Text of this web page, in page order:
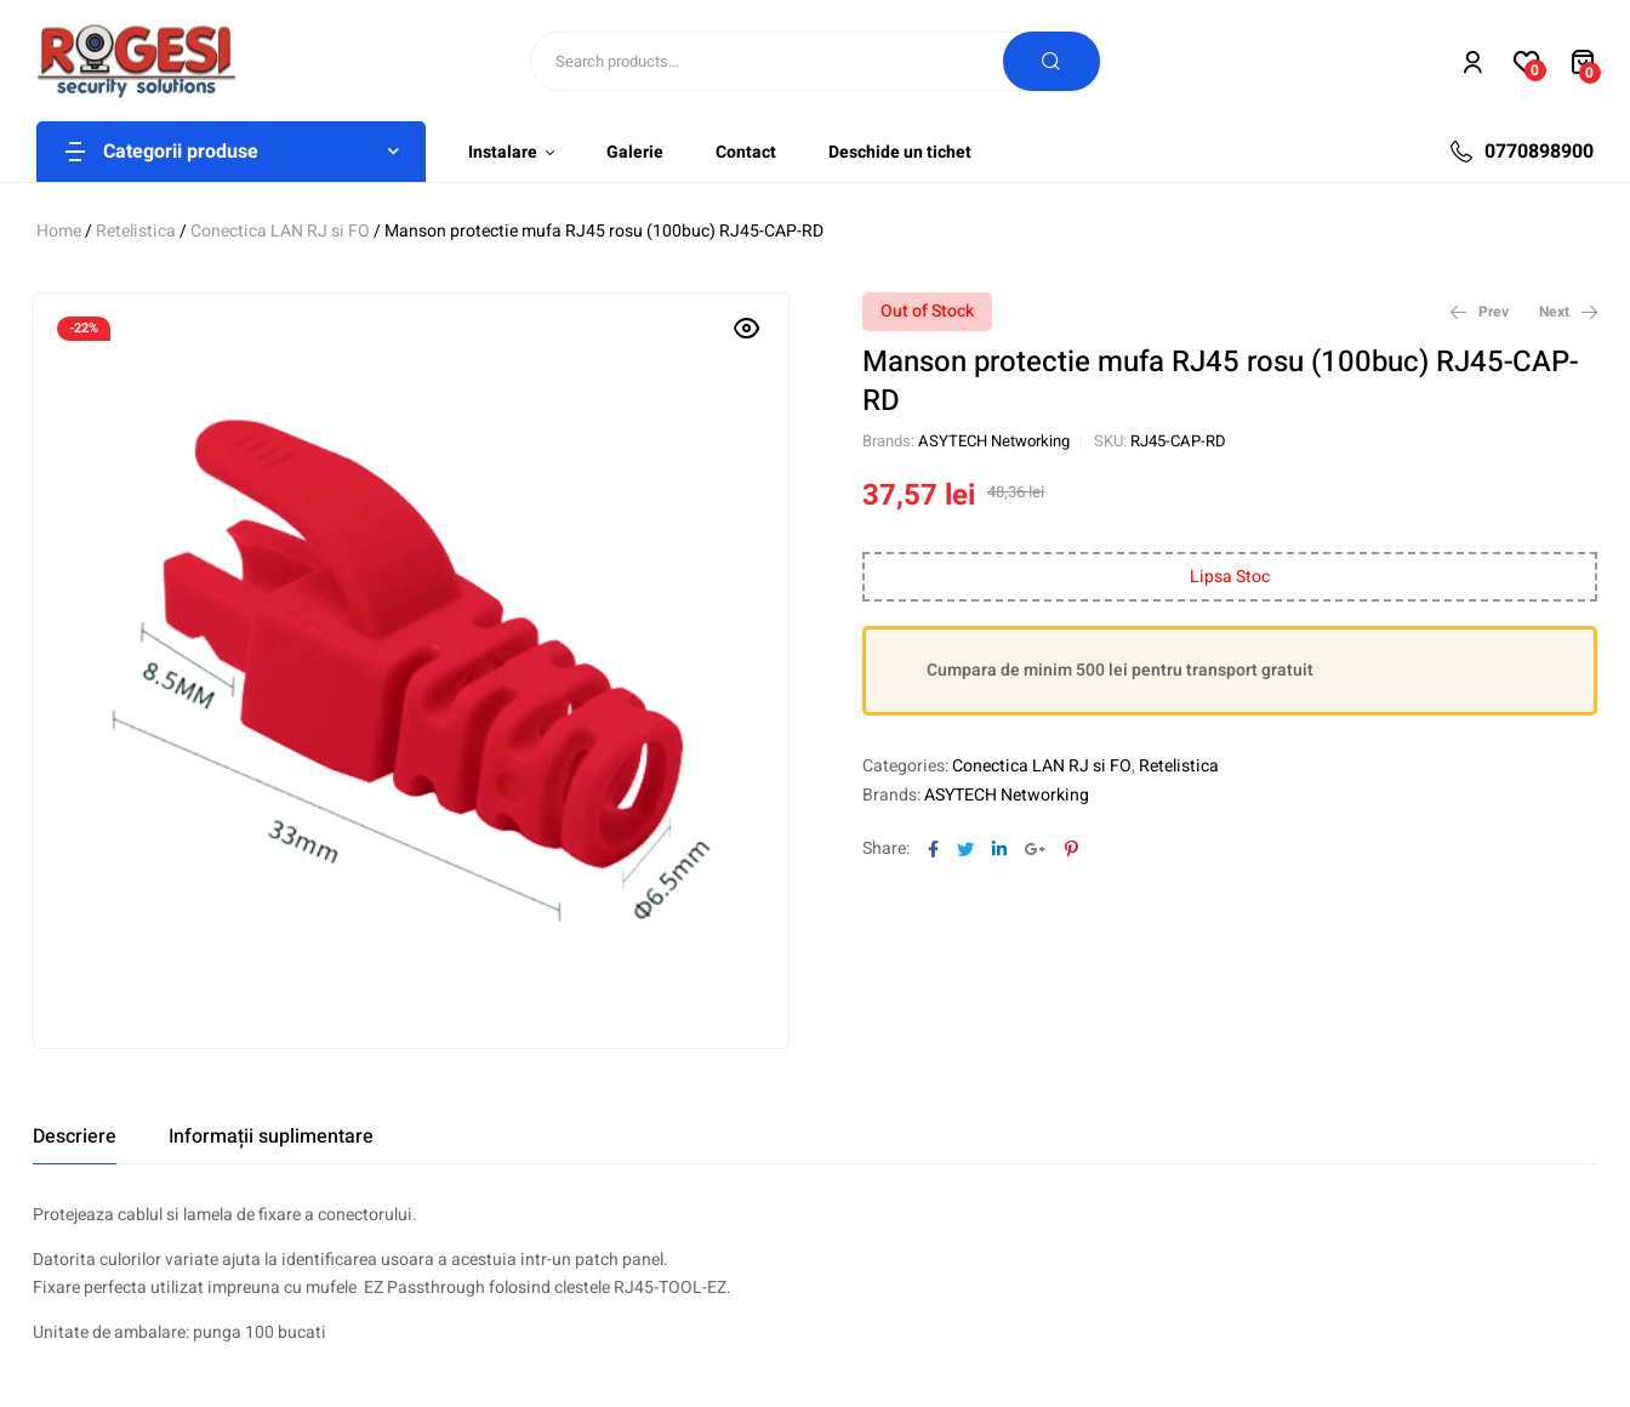
0 0
Categorii produse Instalare Galerie Contact Deschide un tichet 0770898900
Home/Retelistica/Conectica LAN RJ si FO/ Manson protectie mufa RJ45 rosu (100buc) RJ45-CAP-RD
-22%
Out of Stock Prev Next
Manson protectie mufa RJ45 rosu (100buc) RJ45-CAP-
RD
Brands: ASYTECH Networking SKU: RJ45-CAP-RD
48,36lei
37,57 lei
Lipsa Stoc
Cumpara de minim 500 lei pentru transport gratuit
Categories:Conectica LAN RJ si FO, Retelistica
Brands:ASYTECH Networking
Share: Facebook
TwitterLinkedinGoogle+Pinterest
Descriere Informații suplimentare
Protejeaza cablul si lamela de fixare a conectorului.
Datorita culorilor variate ajuta la identificarea usoara a acestuia intr-un patch panel.
Fixare perfecta utilizat impreuna cu mufele EZ Passthrough folosind clestele RJ45-TOOL-EZ.
Unitate de ambalare: punga 100 bucati